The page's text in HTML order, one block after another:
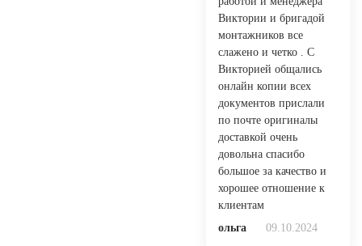
Виктории и бригадой
монтажников все
слажено и четко . С
Викторией общались
онлайн копии всех
документов прислали
по почте оригиналы
доставкой очень
довольна спасибо
большое за качество и
хорошее отношение к
клиентам
ольга
09.10.2024